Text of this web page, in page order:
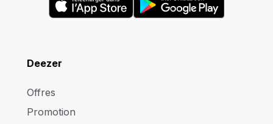
Deezer
Offres
Promotion